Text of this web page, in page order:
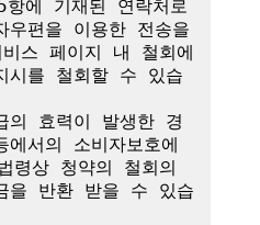
에 기재된 연락처로
우편을 이용한 전송을
스 페이지 내 철회에
시를 철회할 수 있습
의 효력이 발생한 경
서의 소비자보호에
령상 청약의 철회의
을 반환 받을 수 있습